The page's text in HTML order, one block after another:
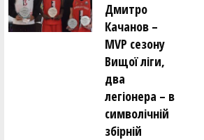
Дмитро
Качанов –
MVP сезону
Вищої ліги,
два
легіонера – в
символічній
збірній